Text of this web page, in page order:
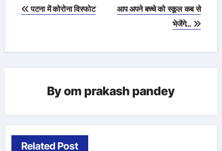
Post
पटना में कोरोना विस्फोट
आप अपने बच्चे को स्कूल कब से
भेजेंगे…
Byom prakash pandey
Related Post